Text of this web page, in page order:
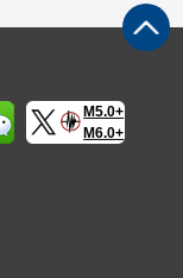
M5.0+
M6.0+